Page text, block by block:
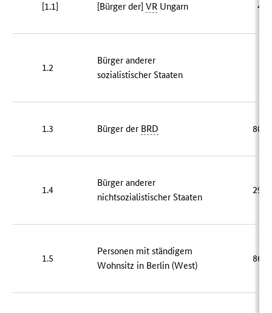
[1.1] [Bürger der]VR Ungarn 48
1.2
Bürger anderer
sozialistischer Staaten
1.3 Bürger der BRD 802
1.4
Bürger anderer
nichtsozialistischer Staaten
295
1.5
Personen mit ständigem
Wohnsitz in Berlin (West)
868